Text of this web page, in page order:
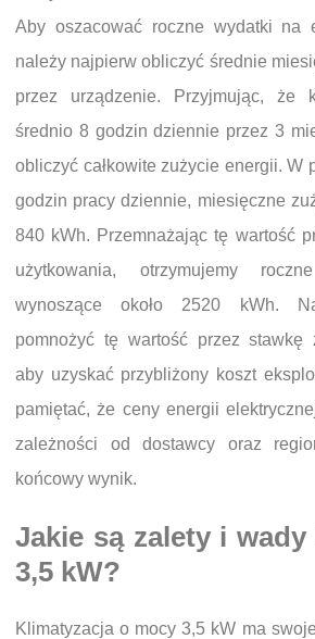
Aby oszacować roczne wydatki na
należy najpierw obliczyć średnie
przez urządzenie. Przyjmując, że
średnio 8 godzin dziennie przez 3
obliczyć całkowite zużycie energii. W
godzin pracy dziennie, miesięczne
840 kWh. Przemnażając tę wartość
użytkowania, otrzymujemy
wynoszące około 2520 kWh.
pomnożyć tę wartość przez stawkę
aby uzyskać przybliżony koszt
pamiętać, że ceny energii
zależności od dostawcy oraz
końcowy wynik.
Jakie są zalety i
3,5 kW?
Klimatyzacja o mocy 3,5 kW ma